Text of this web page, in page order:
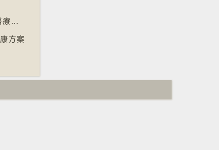
【未來．無限】 精準醫學結合人工智能提升醫療效果
方案